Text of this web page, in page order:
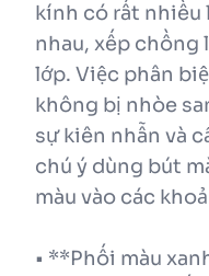
kính có rất nhiều
nhau, xếp chồng
lớp. Việc phân
không bị nhòe
sự kiên nhẫn và
chú ý dùng bút
màu vào các
• **Phối màu